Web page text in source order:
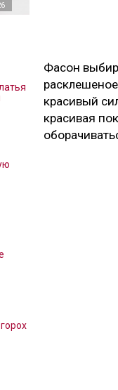
Фасон
красивый
красивая